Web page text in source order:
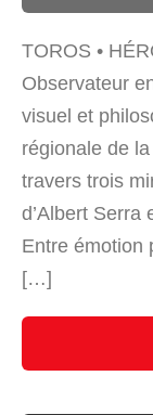
TOROS •
Observateur
visuel et
régionale de
travers trois
d’Albert Serra
Entre émotion
[…]